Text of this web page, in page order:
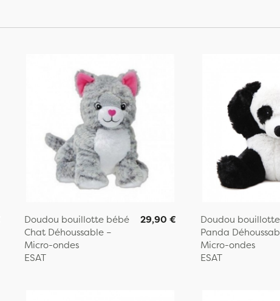
Doudou bouillotte bébé
Chat Déhoussable –
Micro-ondes
ESAT
29,90 €
Doudou
Panda
Micro-ondes
ESAT